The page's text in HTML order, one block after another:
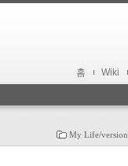
홈 Wiki
My Life/version